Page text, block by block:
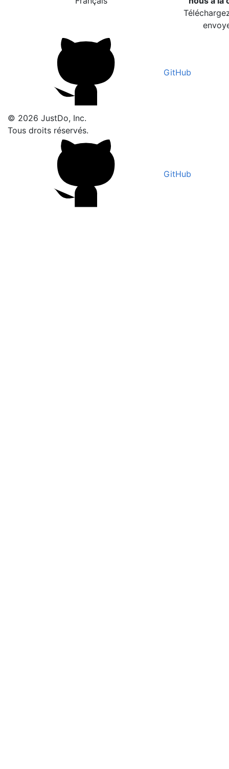
GitHub
© 2026 JustDo, Inc.
Tous droits réservés.
GitHub